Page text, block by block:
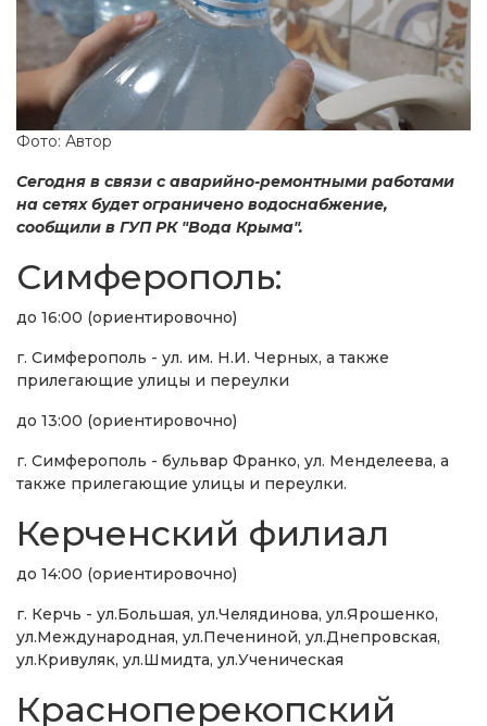
Фото: Автор
Сегодня в связи с аварийно-ремонтными работами
на сетях будет ограничено водоснабжение,
сообщили в ГУП РК "Вода Крыма".
Симферополь:
до 16:00 (ориентировочно)
г. Симферополь - ул. им. Н.И. Черных, а также
прилегающие улицы и переулки
до 13:00 (ориентировочно)
г. Симферополь - бульвар Франко, ул. Менделеева, а
также прилегающие улицы и переулки.
Керченский филиал
до 14:00 (ориентировочно)
г. Керчь - ул.Большая, ул.Челядинова, ул.Ярошенко,
ул.Международная, ул.Печениной, ул.Днепровская,
ул.Кривуляк, ул.Шмидта, ул.Ученическая
Красноперекопский